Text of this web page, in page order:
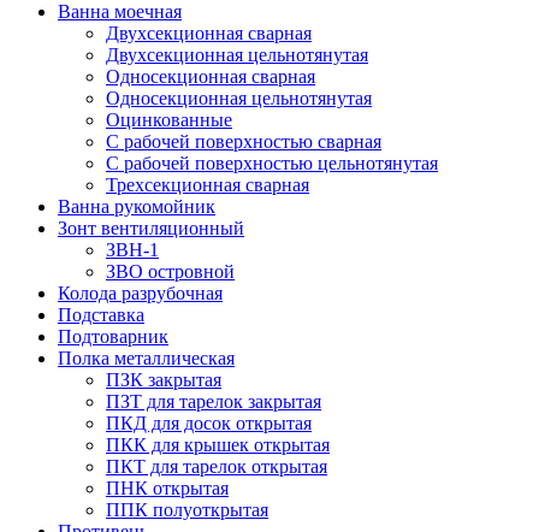
Ванна моечная
Двухсекционная сварная
Двухсекционная цельнотянутая
Односекционная сварная
Односекционная цельнотянутая
Оцинкованные
С рабочей поверхностью сварная
С рабочей поверхностью цельнотянутая
Трехсекционная сварная
Ванна рукомойник
Зонт вентиляционный
ЗВН-1
ЗВО островной
Колода разрубочная
Подставка
Подтоварник
Полка металлическая
ПЗК закрытая
ПЗТ для тарелок закрытая
ПКД для досок открытая
ПКК для крышек открытая
ПКТ для тарелок открытая
ПНК открытая
ППК полуоткрытая